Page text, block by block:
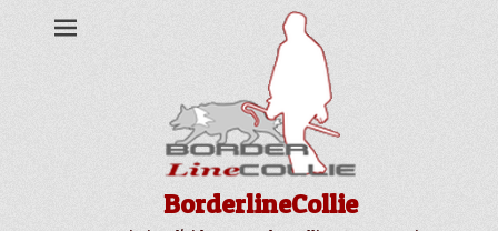
BorderlineCollie